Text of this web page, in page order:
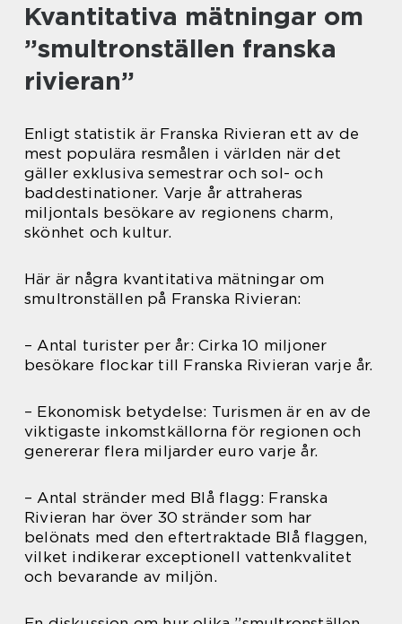
Kvantitativa mätningar om
”smultronställen franska
rivieran”
Enligt statistik är Franska Rivieran ett av de
mest populära resmålen i världen när det
gäller exklusiva semestrar och sol- och
baddestinationer. Varje år attraheras
miljontals besökare av regionens charm,
skönhet och kultur.
Här är några kvantitativa mätningar om
smultronställen på Franska Rivieran:
– Antal turister per år: Cirka 10 miljoner
besökare flockar till Franska Rivieran varje år.
– Ekonomisk betydelse: Turismen är en av de
viktigaste inkomstkällorna för regionen och
genererar flera miljarder euro varje år.
– Antal stränder med Blå flagg: Franska
Rivieran har över 30 stränder som har
belönats med den eftertraktade Blå flaggen,
vilket indikerar exceptionell vattenkvalitet
och bevarande av miljön.